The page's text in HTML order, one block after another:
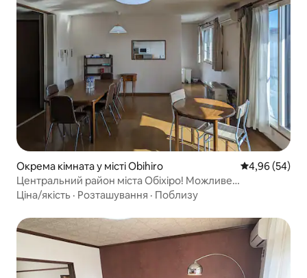
Окрема кімната у місті Obihiro Середня
4,96 (54)
Центральний район міста Обіхіро! Можливе
розміщення до 8 осіб! Окремий поверх, ідеально
Ціна/якість · Розташування · Поблизу